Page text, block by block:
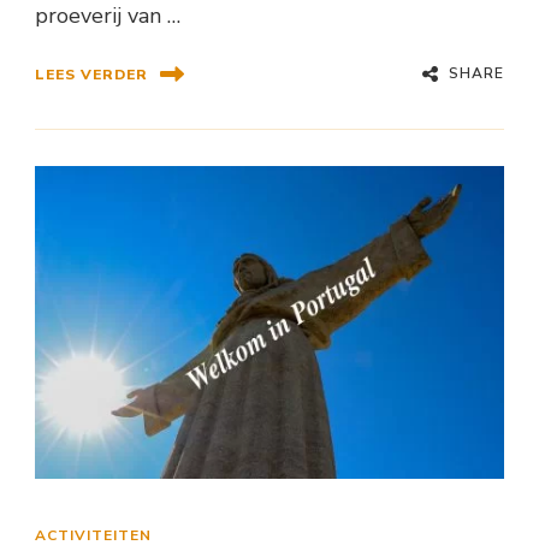
proeverij van …
LEES VERDER SHARE
ACTIVITEITEN